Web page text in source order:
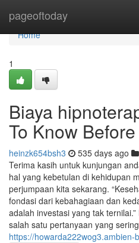
pageoftoday
Home
Home
1
Biaya
To Know
heinzk654bsh3 535 days ago
Terima kasih untuk kunjungan
hal yang kebetulan di kehidupan
perjumpaan kita sekarang.
fondasi dari kebahagiaan dan
adalah investasi yang tak
salah satu pertanyaan yang
https://howarda222wog3.ambien-